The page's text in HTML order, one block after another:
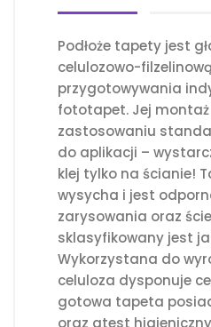
Podłoże tapety jest
celulozowo-
przygotowywania
fototapet. Jej
zastosowaniu
do aplikacji –
klej tylko na ścianie!
wysycha i jest
zarysowania oraz
sklasyfikowany jest
Wykorzystana do
celuloza dysponuje
gotowa tapeta